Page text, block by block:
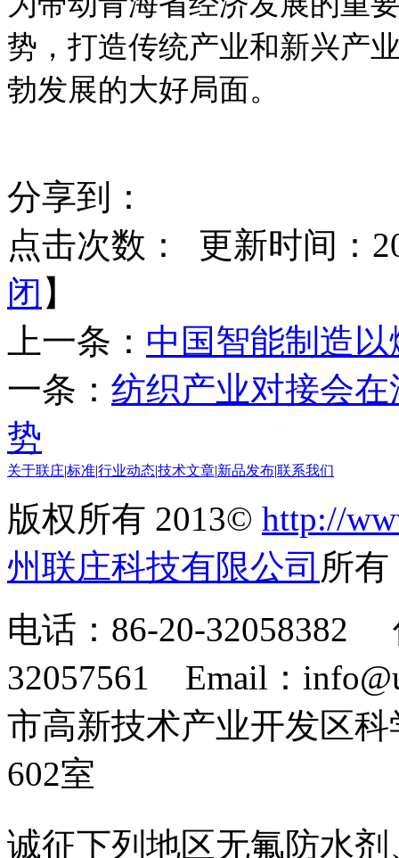
势，打造传统产业和新兴产
勃发展的大好局面。
分享到：
点击次数：
更新时间：
闭 】
上一条： 中国智能制造
一条： 纺织产业对接会
势
关于联庄标准行业动态技术文章 新品发布联系我们
版权所有 2013© http://
州联庄科技有限公司 所
电话：86-20-32058382
32057561 Email：
市高新技术产业开发区
602室
诚征下列地区无氟防水